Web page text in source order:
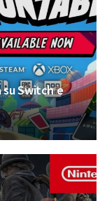
Switch e